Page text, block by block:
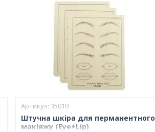
35010
Штучна шкіра для перманентного
макіяжу (Eye+Lip)